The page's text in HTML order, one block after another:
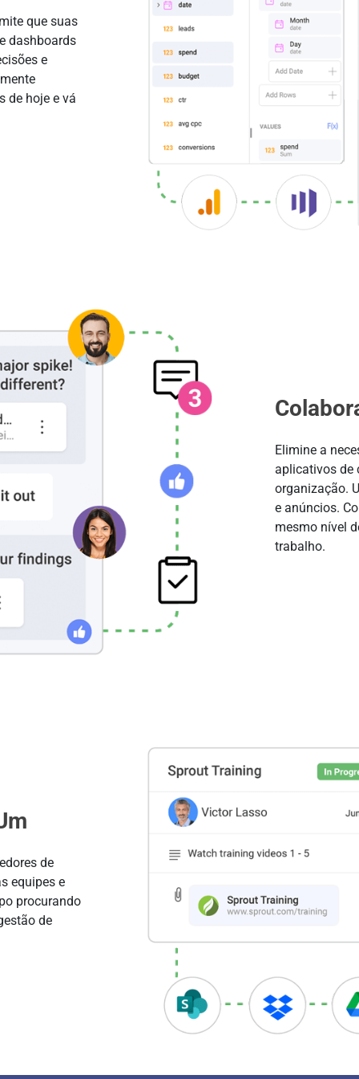
que suas
dashboards
e
de hoje e vá
Elimine a
aplicativos de
organização.
e anúncios.
mesmo nível
trabalho.
de
equipes e
procurando
de